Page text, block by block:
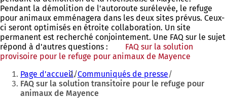
Pendant la démolition de l'autoroute surélevée, le refuge
pour animaux emménagera dans les deux sites prévus. Ceux-
ci seront optimisés en étroite collaboration. Un site
permanent est recherché conjointement. Une FAQ sur le sujet
répond à d'autres questions :
FAQ sur la solution
provisoire pour le refuge pour animaux de Mayence
nouvel
Vous
êtes
Page d'accueil Communiqués de presse
FAQ sur la solution transitoire pour le refuge pour
animaux de Mayence